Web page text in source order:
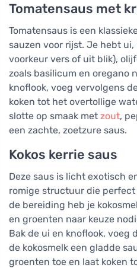
Tomatensaus met
Tomatensaus is een
sauzen voor rijst. Je hebt
voorkeur vers of uit blik),
zoals basilicum en oregano
knoflook, voeg vervolgens
koken tot het overtollige
slotte op smaak met zout,
een zachte, zoetzure saus.
Kokos kerrie saus
Deze saus is licht exotisch
romige structuur die perfect
de bereiding heb je
en groenten naar keuze
Bak de ui en knoflook, voeg
de kokosmelk een gladde
groenten toe en laat koken